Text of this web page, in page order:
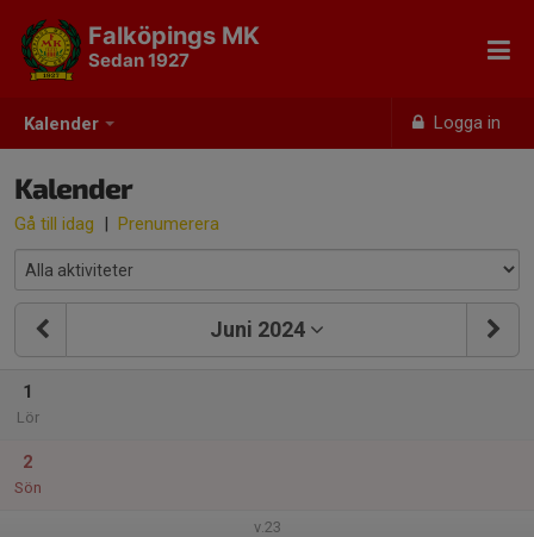
Kalender Logga in
Falköpings MK
Sedan 1927
Kalender
Gå till idag | Prenumerera
Juni 2024
1
Lör
2
Sön
v.23